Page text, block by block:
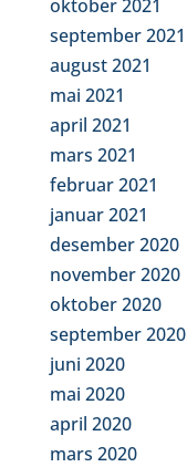
oktober 2021
september 2021
august 2021
mai 2021
april 2021
mars 2021
februar 2021
januar 2021
desember 2020
november 2020
oktober 2020
september 2020
juni 2020
mai 2020
april 2020
mars 2020